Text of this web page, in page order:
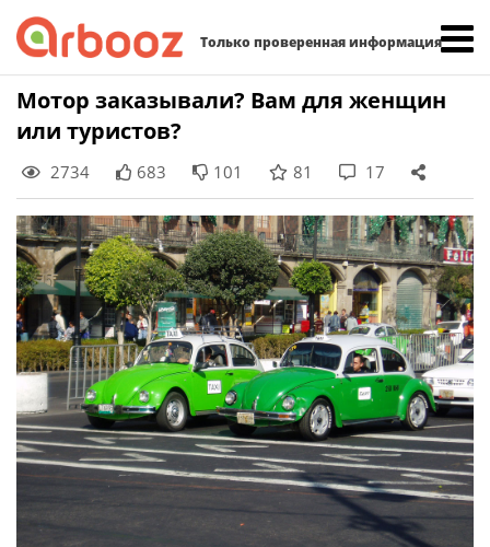
Только проверенная информация
Skip
Мотор заказывали? Вам для женщин
или туристов?
2734 683 101 81 17
Найти: